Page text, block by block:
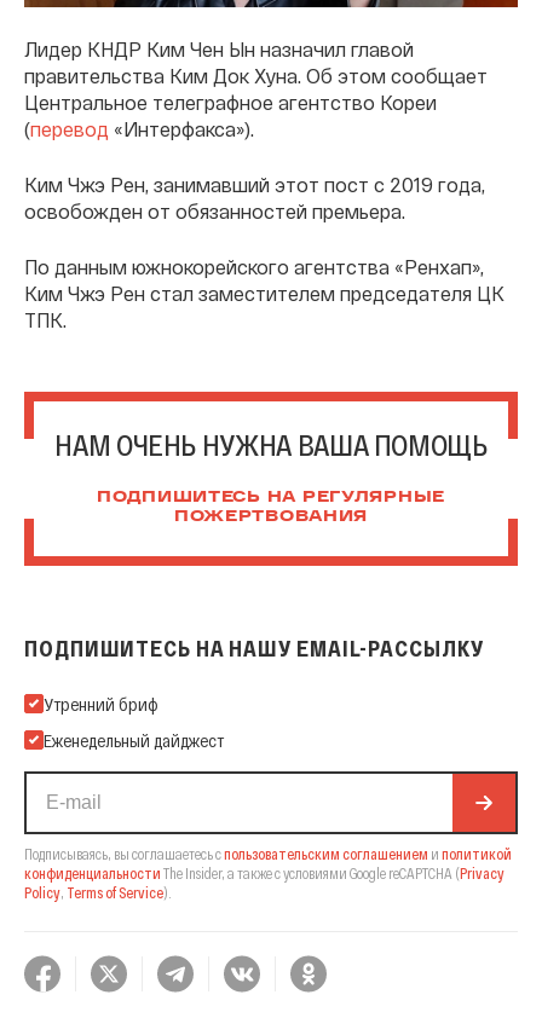
Лидер КНДР Ким Чен Ын назначил главой
правительства Ким Док Хуна. Об этом сообщает
Центральное телеграфное агентство Кореи
(перевод «Интерфакса»).
Ким Чжэ Рен, занимавший этот пост с 2019 года,
освобожден от обязанностей премьера.
По данным южнокорейского агентства «Ренхап»,
Ким Чжэ Рен стал заместителем председателя ЦК
ТПК.
НАМ ОЧЕНЬ НУЖНА ВАША ПОМОЩЬ
ПОДПИШИТЕСЬ НА РЕГУЛЯРНЫЕ
ПОЖЕРТВОВАНИЯ
ПОДПИШИТЕСЬ НА НАШУ EMAIL-РАССЫЛКУ
Подпишитесь на нашу Email-рассылку
Утренний бриф
Еженедельный дайджест
Подписываясь, вы соглашаетесь спользовательским соглашением и политикой
конфиденциальности The Insider, а также с условиями Google reCAPTCHA (Privacy
Policy, Terms of Service).